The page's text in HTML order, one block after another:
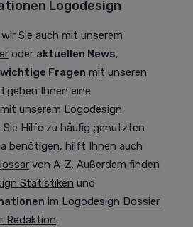
Logodesign
Sie auch mit unserem
oder aktuellen News,
wichtige Fragen mit unseren
geben Ihnen eine
mit unserem Logodesign
Sie Hilfe zu häufig genutzten
benötigen, hilft Ihnen auch
von A-Z. Außerdem finden
Statistiken und
im Logodesign Dossier
Redaktion.